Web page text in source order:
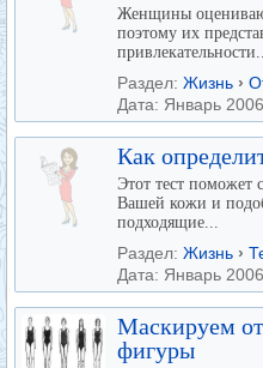
Женщины
поэтому их
Раздел: Жизнь ›
Дата: Январь
Как
Этот тест поможет
Вашей кожи и
подходящие...
Раздел: Жизнь ›
Дата: Январь
Маскируем
фигуры